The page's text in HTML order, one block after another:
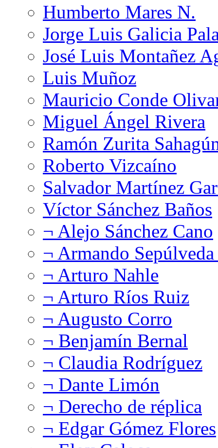
Humberto Mares N.
Jorge Luis Galicia
José Luis Montañez
Luis Muñoz
Mauricio Conde
Miguel Ángel Rivera
Ramón Zurita
Roberto Vizcaíno
Salvador Martínez
Víctor Sánchez Baños
¬ Alejo Sánchez Cano
¬ Armando
¬ Arturo Nahle
¬ Arturo Ríos Ruiz
¬ Augusto Corro
¬ Benjamín Bernal
¬ Claudia Rodríguez
¬ Dante Limón
¬ Derecho de réplica
¬ Edgar Gómez Flores